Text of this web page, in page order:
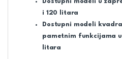
i 120 litara
Dostupni modeli
pametnim funkcijama
litara